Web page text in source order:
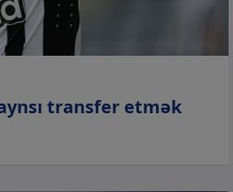
transfer etmək